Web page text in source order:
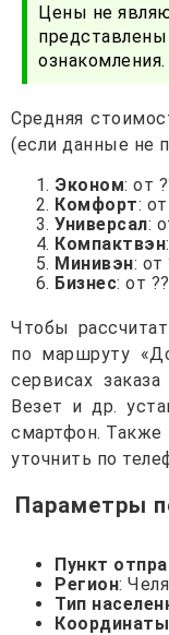
Цены не
ознакомления.
Средняя
(если данные не
Эконом: от
Комфорт:
Универсал:
Компактвэн
Минивэн: от
Бизнес: от
Чтобы
по маршруту
сервисах
Везет и др.
смартфон. Также
уточнить по
Параметры
Пункт
Регион:
Тип
Координаты